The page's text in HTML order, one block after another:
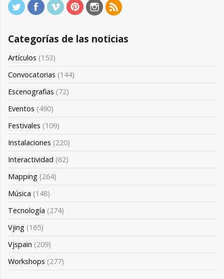
Categorías de las noticias
Artículos (153)
Convocatorias (144)
Escenografias (72)
Eventos (490)
Festivales (109)
Instalaciones (220)
Interactividad (62)
Mapping (264)
Música (148)
Tecnología (274)
Vjing (165)
Vjspain (209)
Workshops (277)